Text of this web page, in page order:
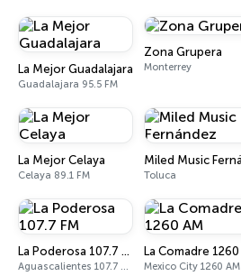
La Mejor Guadalajara
Guadalajara 95.5 FM
Zona Grupera
Monterrey
La Mejor Celaya
Celaya 89.1 FM Toluca
La Poderosa 107.7 FM
Aguascalientes 107.7 FM Mexico City 1260 AM